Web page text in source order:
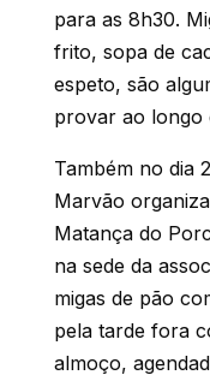
para as 8h30.
frito, sopa de
espeto, são
provar ao longo
Também no dia
Marvão
Matança do
na sede da
migas de pão
pela tarde fora
almoço,